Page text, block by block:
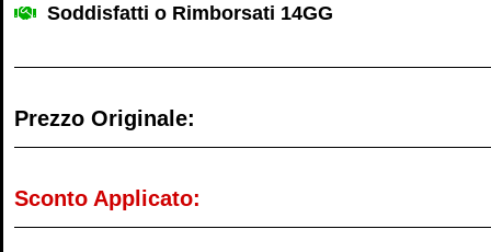
Soddisfatti o Rimborsati 14GG
Prezzo Originale:
Sconto Applicato: